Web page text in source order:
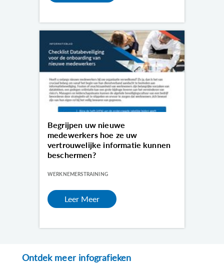
Begrijpen uw nieuwe
medewerkers hoe ze uw
vertrouwelijke informatie kunnen
beschermen?
WERKNEMERSTRAINING
Leer Meer
Ontdek meer infografieken